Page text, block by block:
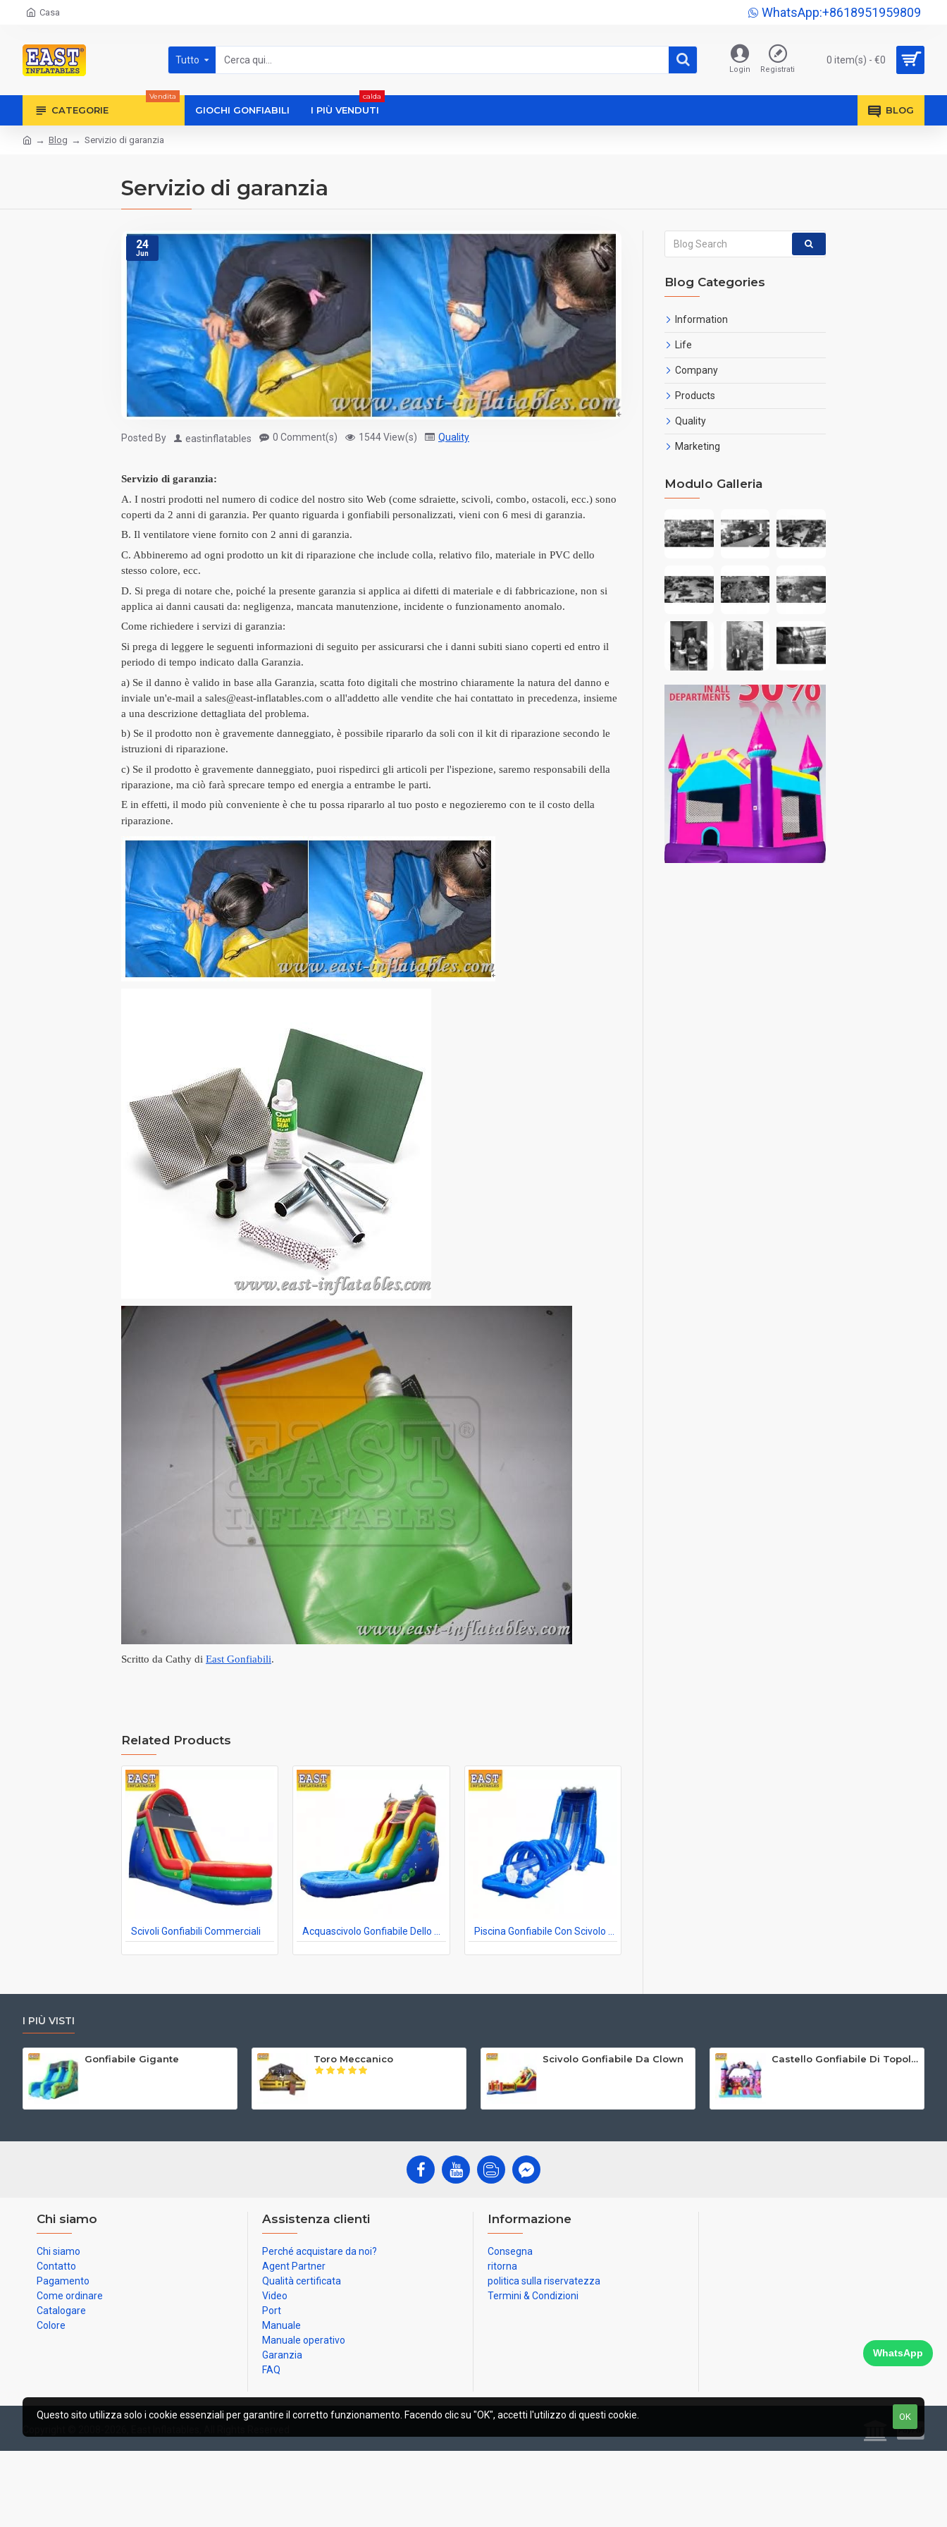
Casa WhatsApp:+8618951959809
Tutto
Login Registrati
0 item(s) - €0
CATEGORIE
Vendita
GIOCHI GONFIABILI I PIÙ VENDUTI
calda
BLOG
Blog Servizio di garanzia
Servizio di garanzia
24
Jun
Posted By eastinflatables 0 Comment(s) 1544 View(s) Quality
Servizio di garanzia:
A. I nostri prodotti nel numero di codice del nostro sito Web (come sdraiette, scivoli, combo, ostacoli, ecc.) sono
coperti da 2 anni di garanzia. Per quanto riguarda i gonfiabili personalizzati, vieni con 6 mesi di garanzia.
B. Il ventilatore viene fornito con 2 anni di garanzia.
C. Abbineremo ad ogni prodotto un kit di riparazione che include colla, relativo filo, materiale in PVC dello
stesso colore, ecc.
D. Si prega di notare che, poiché la presente garanzia si applica ai difetti di materiale e di fabbricazione, non si
applica ai danni causati da: negligenza, mancata manutenzione, incidente o funzionamento anomalo.
Come richiedere i servizi di garanzia:
Si prega di leggere le seguenti informazioni di seguito per assicurarsi che i danni subiti siano coperti ed entro il
periodo di tempo indicato dalla Garanzia.
a) Se il danno è valido in base alla Garanzia, scatta foto digitali che mostrino chiaramente la natura del danno e
inviale un'e-mail a sales@east-inflatables.com o all'addetto alle vendite che hai contattato in precedenza, insieme
a una descrizione dettagliata del problema.
b) Se il prodotto non è gravemente danneggiato, è possibile ripararlo da soli con il kit di riparazione secondo le
istruzioni di riparazione.
c) Se il prodotto è gravemente danneggiato, puoi rispedirci gli articoli per l'ispezione, saremo responsabili della
riparazione, ma ciò farà sprecare tempo ed energia a entrambe le parti.
E in effetti, il modo più conveniente è che tu possa ripararlo al tuo posto e negozieremo con te il costo della
riparazione.
Scritto da Cathy di East Gonfiabili.
Related Products
Scivoli Gonfiabili Commerciali
Blog Categories
Information
Life
Company
Products
Quality
Marketing
Modulo Galleria
I PIÙ VISTI
Gonfiabile Gigante Toro Meccanico Scivolo Gonfiabile Da Clown Castello Gonfiabile Di Topolino
Chi siamo
Chi siamo
Contatto
Pagamento
Come ordinare
Catalogare
Colore
Assistenza clienti
Perché acquistare da noi?
Agent Partner
Qualità certificata
Video
Port
Manuale
Manuale operativo
Garanzia
FAQ
Informazione
Consegna
ritorna
politica sulla riservatezza
Termini & Condizioni
OK
Questo sito utilizza solo i cookie essenziali per garantire il corretto funzionamento. Facendo clic su "OK", accetti l'utilizzo di questi cookie.
WhatsApp